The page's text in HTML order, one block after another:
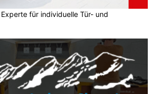
für individuelle Tür- und